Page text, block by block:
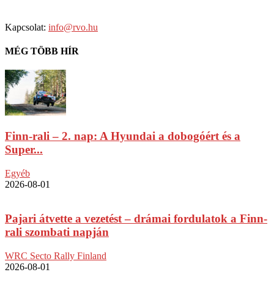
Kapcsolat: info@rvo.hu
MÉG TÖBB HÍR
Finn-rali – 2. nap: A Hyundai a dobogóért és a
Super...
Egyéb
2026-08-01
Pajari átvette a vezetést – drámai fordulatok a Finn-
rali szombati napján
WRC Secto Rally Finland
2026-08-01